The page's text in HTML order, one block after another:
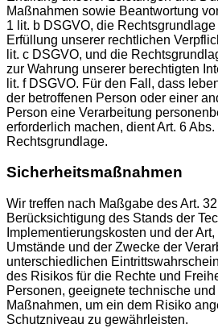
Maßnahmen sowie Beantwortung
1 lit. b DSGVO, die
Erfüllung unserer rechtlichen
lit. c DSGVO, und die
zur Wahrung unserer berechtigten
lit. f DSGVO. Für den Fall, dass
der betroffenen Person oder einer
Person eine Verarbeitung
erforderlich machen, dient Art. 6
Rechtsgrundlage.
Sicherheitsmaßnahmen
Wir treffen nach Maßgabe des Art.
Berücksichtigung des Stands der
Implementierungskosten und der
Umstände und der Zwecke der
unterschiedlichen
des Risikos für die Rechte und
Personen, geeignete technische
Maßnahmen, um ein dem Risiko
Schutzniveau zu gewährleisten.